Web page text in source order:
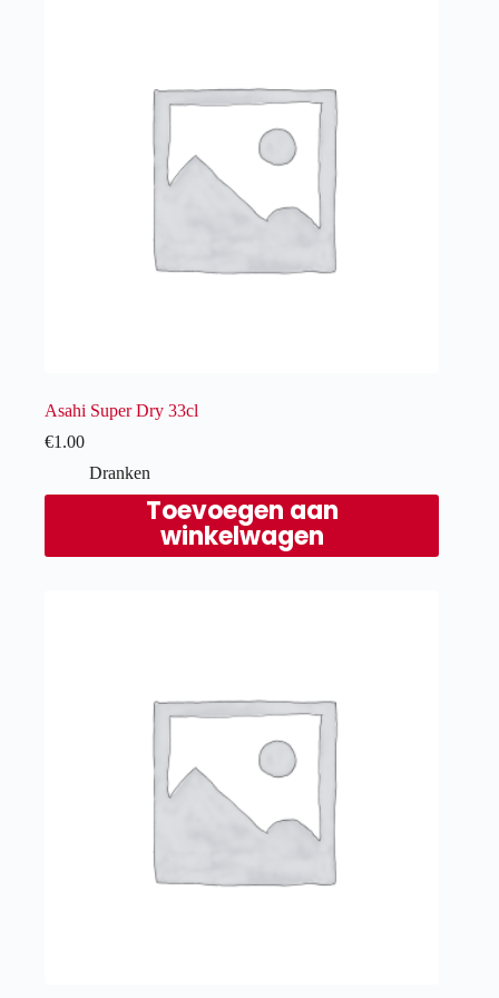
Asahi Super Dry 33cl
€1.00
Dranken
Toevoegen aan
winkelwagen